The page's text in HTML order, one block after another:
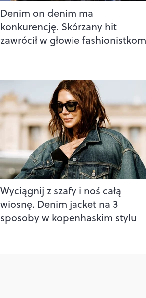
Denim on denim ma
konkurencję. Skórzany hit
zawrócił w głowie fashionistkom
Wyciągnij z szafy i noś całą
wiosnę. Denim jacket na 3
sposoby w kopenhaskim stylu